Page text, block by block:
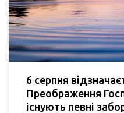
6 серпня
Преображення
існують певні